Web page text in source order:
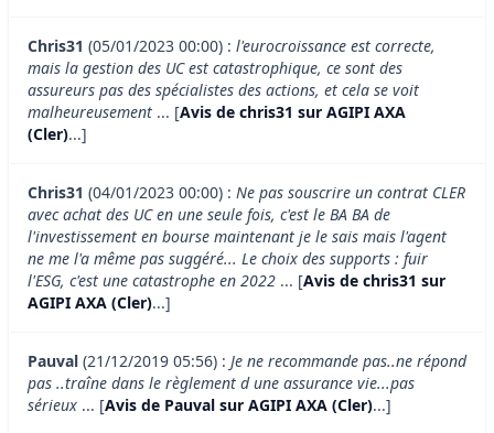
Chris31 (05/01/2023 00:00) : l'eurocroissance est correcte,
mais la gestion des UC est catastrophique, ce sont des
assureurs pas des spécialistes des actions, et cela se voit
malheureusement ... [Avis de chris31 sur AGIPI AXA
(Cler)...]
Chris31 (04/01/2023 00:00) : Ne pas souscrire un contrat CLER
avec achat des UC en une seule fois, c'est le BA BA de
l'investissement en bourse maintenant je le sais mais l'agent
ne me l'a même pas suggéré... Le choix des supports : fuir
l'ESG, c'est une catastrophe en 2022 ... [Avis de chris31 sur
AGIPI AXA (Cler)...]
Pauval (21/12/2019 05:56) : Je ne recommande pas..ne répond
pas ..traîne dans le règlement d une assurance vie...pas
sérieux ... [Avis de Pauval sur AGIPI AXA (Cler)...]